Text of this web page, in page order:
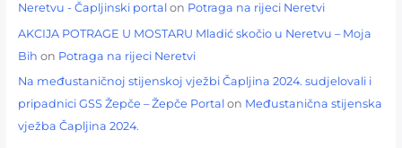
Neretvu - Čapljinski portal on Potraga na rijeci Neretvi
AKCIJA POTRAGE U MOSTARU Mladić skočio u Neretvu – Moja
Bih on Potraga na rijeci Neretvi
Na međustaničnoj stijenskoj vježbi Čapljina 2024. sudjelovali i
pripadnici GSS Žepče – Žepče Portal on Međustanična stijenska
vježba Čapljina 2024.